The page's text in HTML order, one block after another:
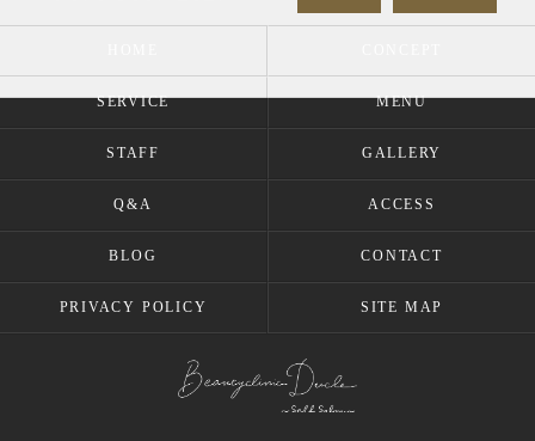
SERVICE MENU
STAFF GALLERY
Q&A ACCESS
BLOG CONTACT
PRIVACY POLICY SITE MAP